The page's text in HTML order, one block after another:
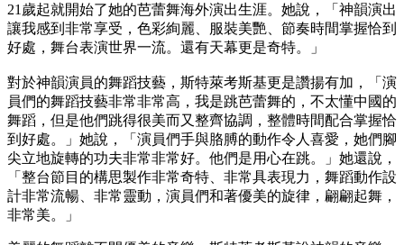
21歲起就開始了她的芭蕾舞海外演出生涯。她說，「神韻演出
讓我感到非常享受，色彩絢麗、服裝美艷、節奏時間掌握恰到
好處，舞台表演世界一流。還有天幕更是奇特。」
對於神韻演員的舞蹈技藝，斯特萊考斯基更是讚揚有加，「演
員們的舞蹈技藝非常非常高，我是跳芭蕾舞的，不太懂中國的
舞蹈，但是他們跳得很美而又整齊協調，整體時間配合掌握恰
到好處。」她說，「演員們手與胳膊的動作令人喜愛，她們腳
尖立地旋轉的功夫非常非常好。他們是用心在跳。」她還說，
「整台節目的構思製作非常奇特、非常具表現力，舞蹈動作設
計非常流暢、非常靈動，演員們和著優美的旋律，翩翩起舞，
非常美。」